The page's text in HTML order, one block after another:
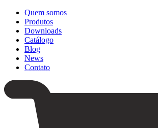
Quem somos
Produtos
Downloads
Catálogo
Blog
News
Contato